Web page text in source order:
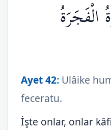
الْفَجَرَةُ
Ayet 42: Ulâike
feceratu.
İşte onlar, onlar